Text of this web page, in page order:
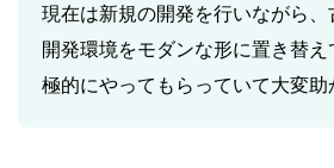
現在は新規の開発を行いながら、
開発環境をモダンな形に置き替
極的にやってもらっていて大変助